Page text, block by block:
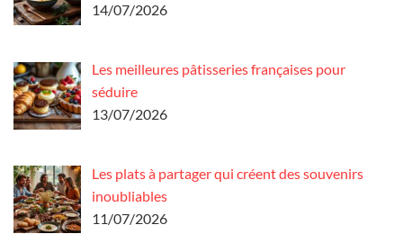
14/07/2026
Les meilleures pâtisseries françaises pour
séduire
13/07/2026
Les plats à partager qui créent des souvenirs
inoubliables
11/07/2026